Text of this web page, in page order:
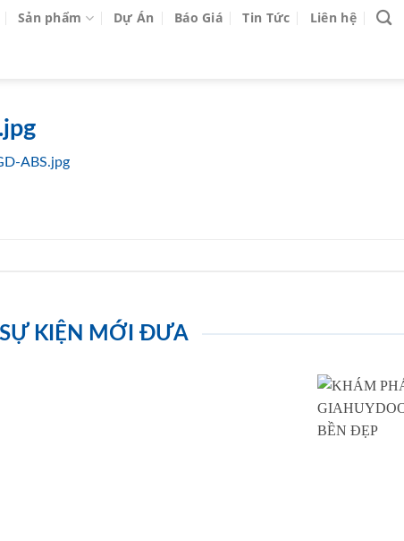
Sản phẩm Dự Án Báo Giá Tin Tức Liên hệ
ABS.jpg
KIỆN MỚI ĐƯA